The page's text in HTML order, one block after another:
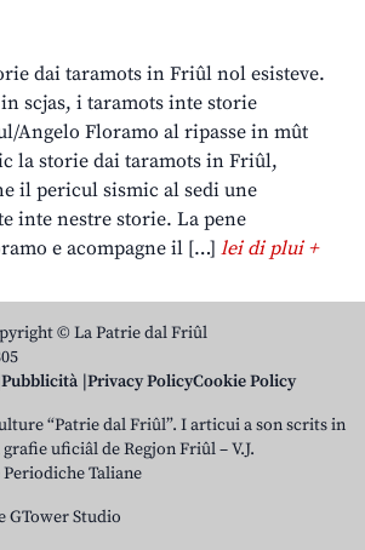
dai taramots in Friûl nol esisteve.
scjas, i taramots inte storie
Angelo Floramo al ripasse in mût
la storie dai taramots in Friûl,
il pericul sismic al sedi une
inte nestre storie. La pene
e acompagne il […] lei di plui +
© La Patrie dal Friûl
Pubblicità Privacy PolicyCookie Policy
“Patrie dal Friûl”. I articui a son scrits in
uficiâl de Regjon Friûl – V.J.
Taliane
GTower Studio